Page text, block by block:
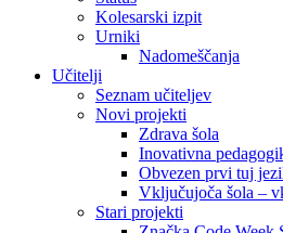
Kolesarski izpit
Urniki
Nadomeščanja
Učitelji
Seznam učiteljev
Novi projekti
Zdrava šola
Inovativna
Obvezen prvi tuj
Vključujoča šola –
Stari projekti